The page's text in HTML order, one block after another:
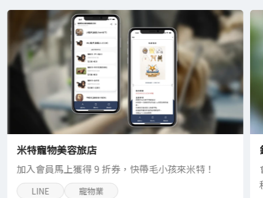
米特寵物美容旅店
加入會員馬上獲得 9 折券，快帶毛小孩來米特！
LINE 寵物業